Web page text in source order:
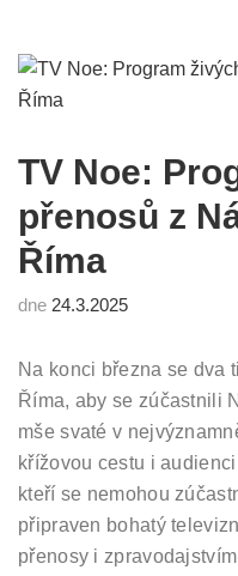
TV Noe:
přenosů z
Říma
dne 24.3.2025
Na konci března se dva
Říma, aby se zúčastnili
mše svaté v
křížovou cestu i
kteří se nemohou
připraven bohatý
přenosy i